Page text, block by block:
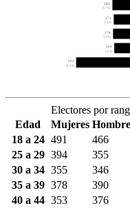
285
3.7%
271
3.5%
278
3.6%
266
3.5%
653
8.5%
Electores por
Edad
Mujeres
18 a 24 491 466
25 a 29 394 355
30 a 34 355 346
35 a 39 378 390
40 a 44 353 376